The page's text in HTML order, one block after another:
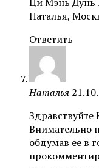
Наталья,
Ответить
Наталья
Здравствуйте
Внимательно
обдумав ее в